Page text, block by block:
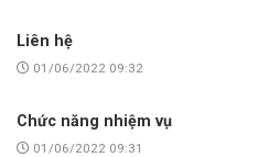
Liên hệ
01/06/2022 09:32
Chức năng nhiệm vụ
01/06/2022 09:31